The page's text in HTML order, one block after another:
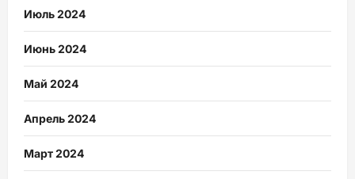
Июль 2024
Июнь 2024
Май 2024
Апрель 2024
Март 2024